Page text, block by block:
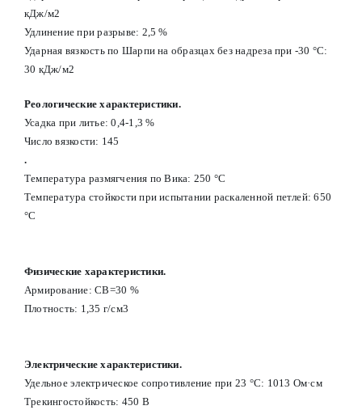
кДж/м2
Удлинение при разрыве: 2,5 %
Ударная вязкость по Шарпи на образцах без надреза при -30 °С:
30 кДж/м2
Реологические характеристики.
Усадка при литье: 0,4-1,3 %
Число вязкости: 145
.
Температура размягчения по Вика: 250 °С
Температура стойкости при испытании раскаленной петлей: 650
°С
Физические характеристики.
Армирование: СВ=30 %
Плотность: 1,35 г/см3
Электрические характеристики.
Удельное электрическое сопротивление при 23 °С: 1013 Ом·см
Трекингостойкость: 450 В